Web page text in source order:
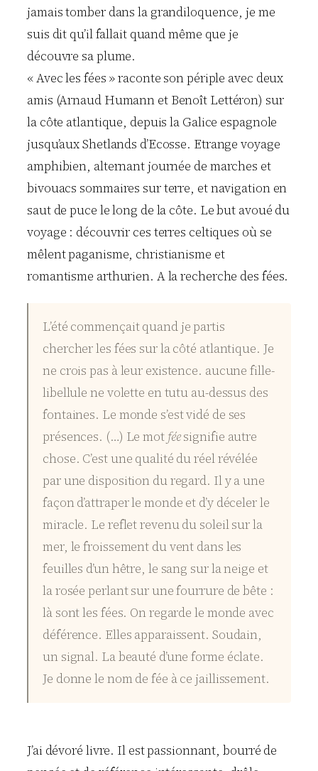
jamais tomber dans la grandiloquence, je me
suis dit qu’il fallait quand même que je
découvre sa plume.
« Avec les fées » raconte son périple avec deux
amis (Arnaud Humann et Benoît Lettéron) sur
la côte atlantique, depuis la Galice espagnole
jusqu’aux Shetlands d’Ecosse. Etrange voyage
amphibien, alternant journée de marches et
bivouacs sommaires sur terre, et navigation en
saut de puce le long de la côte. Le but avoué du
voyage : découvrir ces terres celtiques où se
mêlent paganisme, christianisme et
romantisme arthurien. A la recherche des fées.
L’été commençait quand je partis
chercher les fées sur la côté atlantique. Je
ne crois pas à leur existence. aucune fille-
libellule ne volette en tutu au-dessus des
fontaines. Le monde s’est vidé de ses
présences. (…) Le mot féesignifie autre
chose. C’est une qualité du réel révélée
par une disposition du regard. Il y a une
façon d’attraper le monde et d’y déceler le
miracle. Le reflet revenu du soleil sur la
mer, le froissement du vent dans les
feuilles d’un hêtre, le sang sur la neige et
la rosée perlant sur une fourrure de bête :
là sont les fées. On regarde le monde avec
déférence. Elles apparaissent. Soudain,
un signal. La beauté d’une forme éclate.
Je donne le nom de fée à ce jaillissement.
J’ai dévoré livre. Il est passionnant, bourré de